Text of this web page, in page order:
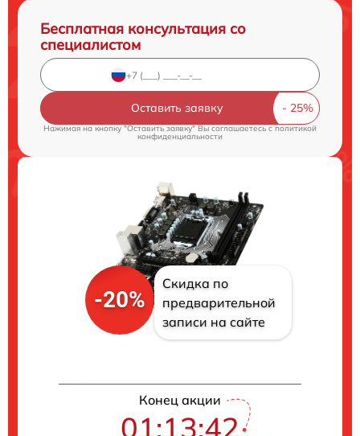
Бесплатная консультация со
специалистом
Оставить заявку
Нажимая на кнопку "Оставить заявку" Вы соглашаетесь cполитикой
конфиденциальности
-20%
Скидка по
предварительной
записи на сайте
Конец акции
01:13:41